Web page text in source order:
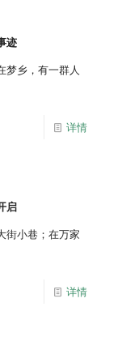
迹
梦乡，有一群人
详情
启
街小巷；在万家
详情